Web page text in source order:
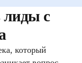
лиды с
который